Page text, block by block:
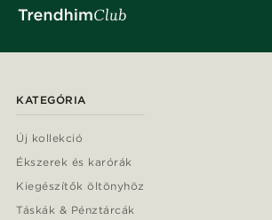
KATEGÓRIA
Új kollekció
Ékszerek és karórák
Kiegészítők öltönyhöz
Táskák & Pénztárcák